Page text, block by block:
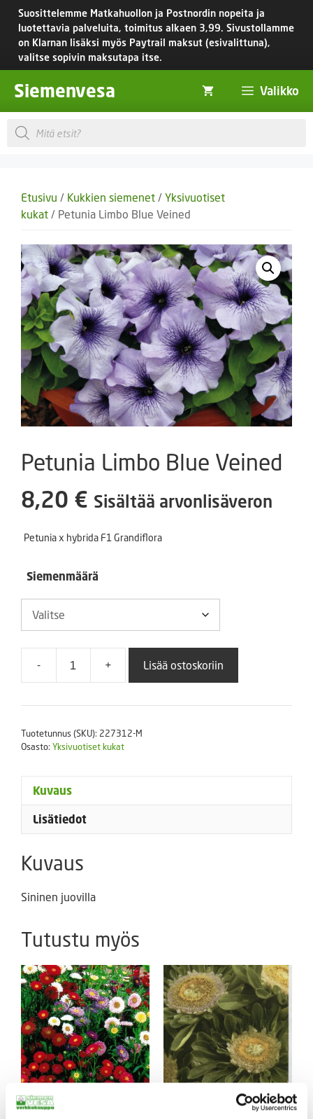
Siirry
sisältöön
Suosittelemme Matkahuollon ja Postnordin nopeita ja
luotettavia palveluita, toimitus alkaen 3,99. Sivustollamme
on Klarnan lisäksi myös Paytrail maksut (esivalittuna),
valitse sopivin maksutapa itse.
Siemenvesa Valikko
Products
search
Etusivu / Kukkien siemenet / Yksivuotiset
kukat / Petunia Limbo Blue Veined
Petunia Limbo Blue Veined
8,20 € Sisältää arvonlisäveron
Petunia x hybrida F1 Grandiflora
Siemenmäärä
-
Petunia
Blue
määrä
+ Lisää ostoskoriin
Tuotetunnus (SKU): 227312-M
Osasto: Yksivuotiset kukat
Kuvaus
Lisätiedot
Kuvaus
Sininen juovilla
Tutustu myös
Kiinanasteri Fan
Kiinanasteri Hulk (50 s)